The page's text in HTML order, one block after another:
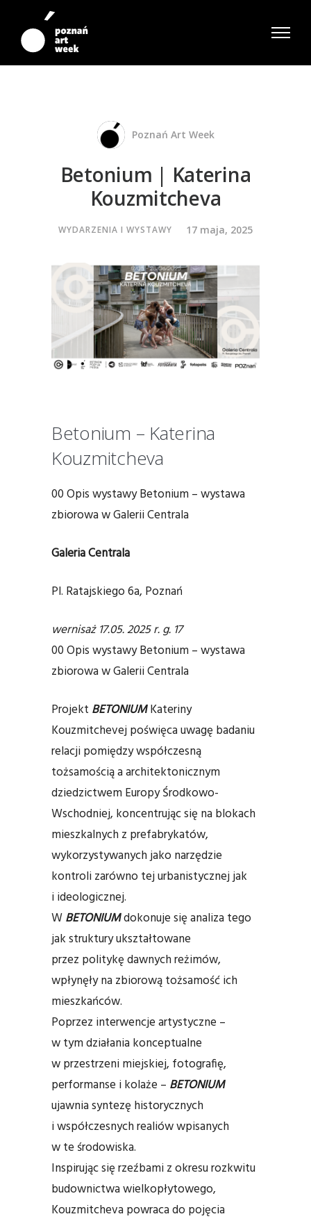
Poznań Art Week
Betonium | Katerina
Kouzmitcheva
WYDARZENIA I WYSTAWY 17 maja, 2025
Betonium – Katerina
Kouzmitcheva
00 Opis wystawy Betonium – wystawa
zbiorowa w Galerii Centrala
Galeria Centrala
Pl. Ratajskiego 6a, Poznań
wernisaż 17.05. 2025 r. g. 17
00 Opis wystawy Betonium – wystawa
zbiorowa w Galerii Centrala
Projekt BETONIUMKateriny
Kouzmitchevej poświęca uwagę badaniu
relacji pomiędzy współczesną
tożsamością a architektonicznym
dziedzictwem Europy Środkowo-
Wschodniej, koncentrując się na blokach
mieszkalnych z prefabrykatów,
wykorzystywanych jako narzędzie
kontroli zarówno tej urbanistycznej jak
i ideologicznej.
WBETONIUMdokonuje się analiza tego
jak struktury ukształtowane
przez politykę dawnych reżimów,
wpłynęły na zbiorową tożsamość ich
mieszkańców.
Poprzez interwencje artystyczne –
w tym działania konceptualne
w przestrzeni miejskiej, fotografię,
performanse i kolaże – BETONIUM
ujawnia syntezę historycznych
i współczesnych realiów wpisanych
w te środowiska.
Inspirując się rzeźbami z okresu rozkwitu
budownictwa wielkopłytowego,
Kouzmitcheva powraca do pojęcia